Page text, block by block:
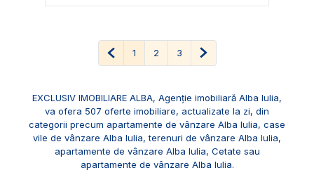
Pagina anterioară
1 2 3 Pagina următoare
EXCLUSIV IMOBILIARE ALBA, Agenție imobiliară Alba Iulia,
va ofera 507 oferte imobiliare, actualizate la zi, din
categorii precum apartamente de vânzare Alba Iulia, case
vile de vânzare Alba Iulia,terenuri de vânzare Alba Iulia,
apartamente de vânzare Alba Iulia, Cetate sau
apartamente de vânzare Alba Iulia.